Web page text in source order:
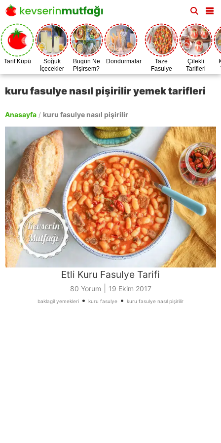
Tarif Küpü
Soğuk
İçecekler
Bugün Ne
Pişirsem?
Dondurmalar
Taze
Fasulye
Zamanı
Çilekli
Tarifleri
kuru fasulye nasıl pişirilir yemek tarifleri
Anasayfa / kuru fasulye nasıl pişirilir
Etli Kuru Fasulye Tarifi
80 Yorum 19 Ekim 2017
baklagil yemekleri • kuru fasulye • kuru fasulye nasıl pişirilir